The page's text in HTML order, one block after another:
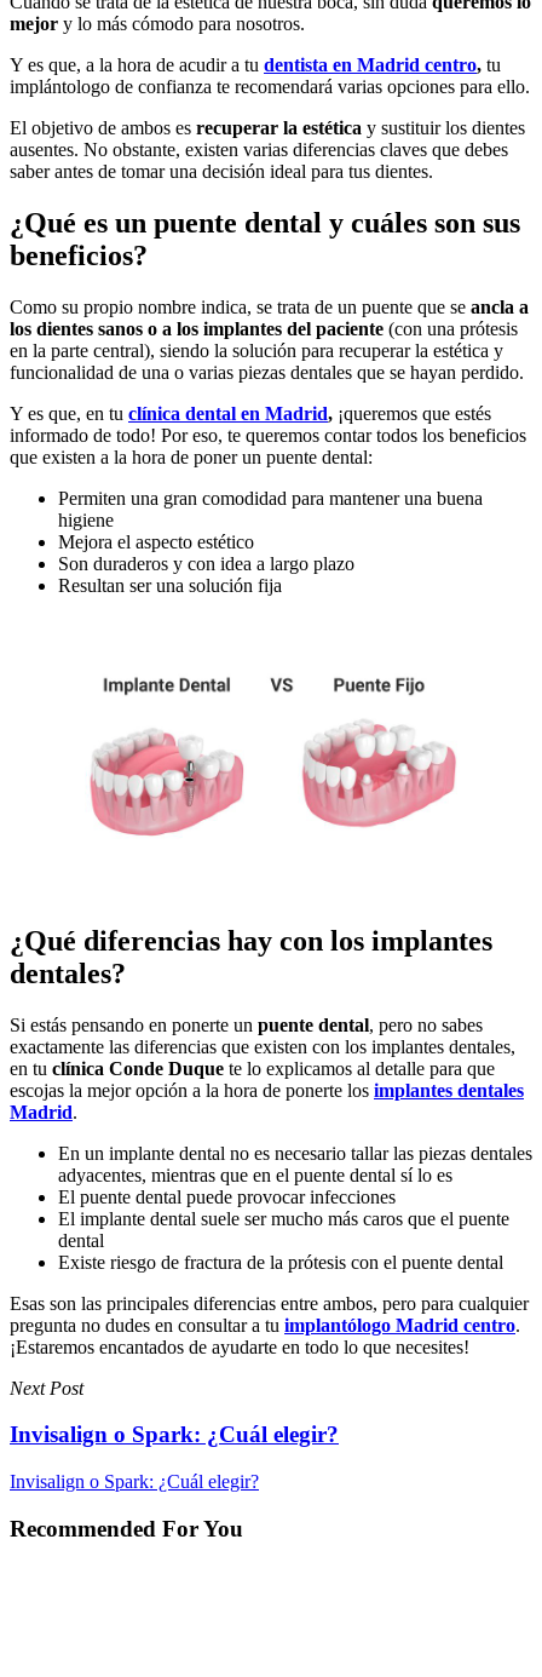
mejor y lo más cómodo para nosotros.
Y es que, a la hora de acudir a tu dentista en Madrid centro, tu
implántologo de confianza te recomendará varias opciones para ello.
El objetivo de ambos es recuperar la estética y sustituir los dientes
ausentes. No obstante, existen varias diferencias claves que debes
saber antes de tomar una decisión ideal para tus dientes.
¿Qué es un puente dental y cuáles son sus
beneficios?
Como su propio nombre indica, se trata de un puente que se ancla a
los dientes sanos o a los implantes del paciente (con una prótesis
en la parte central), siendo la solución para recuperar la estética y
funcionalidad de una o varias piezas dentales que se hayan perdido.
Y es que, en tu clínica dental en Madrid, ¡queremos que estés
informado de todo! Por eso, te queremos contar todos los beneficios
que existen a la hora de poner un puente dental:
Permiten una gran comodidad para mantener una buena
higiene
Mejora el aspecto estético
Son duraderos y con idea a largo plazo
Resultan ser una solución fija
¿Qué diferencias hay con los implantes
dentales?
Si estás pensando en ponerte un puente dental, pero no sabes
exactamente las diferencias que existen con los implantes dentales,
en tu clínica Conde Duque te lo explicamos al detalle para que
escojas la mejor opción a la hora de ponerte los implantes dentales
Madrid.
En un implante dental no es necesario tallar las piezas dentales
adyacentes, mientras que en el puente dental sí lo es
El puente dental puede provocar infecciones
El implante dental suele ser mucho más caros que el puente
dental
Existe riesgo de fractura de la prótesis con el puente dental
Esas son las principales diferencias entre ambos, pero para cualquier
pregunta no dudes en consultar a tu implantólogo Madrid centro.
¡Estaremos encantados de ayudarte en todo lo que necesites!
Next Post
Invisalign o Spark: ¿Cuál elegir?
Invisalign o Spark: ¿Cuál elegir?
Recommended For You